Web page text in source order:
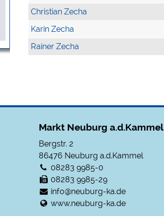
Christian Zecha
Karin Zecha
Rainer Zecha
Markt Neuburg a.d.Kammel
Bergstr. 2
86476 Neuburg a.d.Kammel
08283 9985-0
08283 9985-29
info@neuburg-ka.de
www.neuburg-ka.de